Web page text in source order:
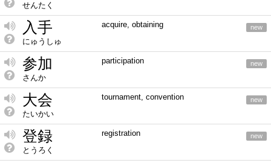
せんたく
入手
にゅうしゅ
acquire, obtaining new
参加
さんか
participation new
大会
たいかい
tournament, convention new
登録
とうろく
registration new